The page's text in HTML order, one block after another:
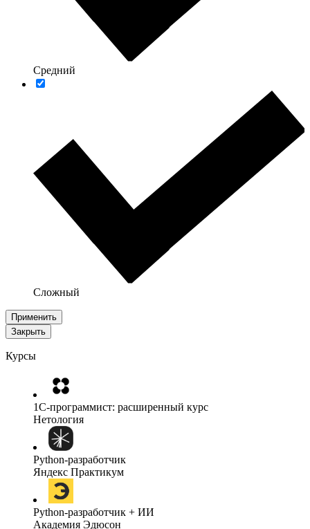
Средний
Сложный
Применить
Закрыть
Курсы
1C-программист: расширенный курс
Нетология
Python-разработчик
Яндекс Практикум
Python-разработчик + ИИ
Академия Эдюсон